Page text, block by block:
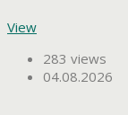
View
283 views
04.08.2026